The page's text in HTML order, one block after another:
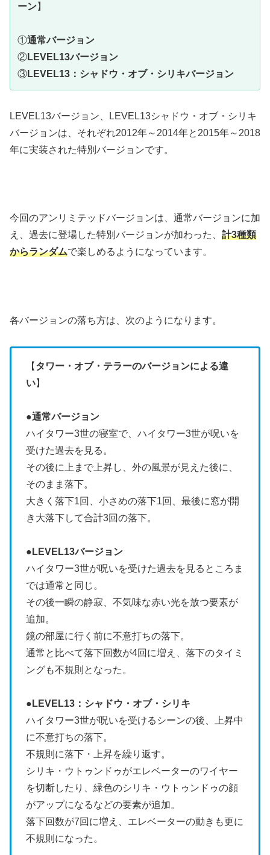
ーン】
①通常バージョン
②LEVEL13バージョン
③LEVEL13：シャドウ・オブ・シリキバージョン
LEVEL13バージョン、LEVEL13シャドウ・オブ・シリキ
バージョンは、それぞれ2012年～2014年と2015年～2018
年に実装された特別バージョンです。
今回のアンリミテッドバージョンは、通常バージョンに加
え、過去に登場した特別バージョンが加わった、 計3種類
からランダムで楽しめるようになっています。
各バージョンの落ち方は、次のようになります。
【 タワー・オブ・テラーのバージョンによる違
い】
●通常バージョン
ハイタワー3世の寝室で、ハイタワー3世が呪いを
受けた過去を見る。
その後に上まで上昇し、外の風景が見えた後に、
そのまま落下。
大きく落下1回、小さめの落下1回、最後に窓が開
き大落下して合計3回の落下。
● LEVEL13バージョン
ハイタワー3世が呪いを受けた過去を見るところま
では通常と同じ。
その後一瞬の静寂、不気味な赤い光を放つ要素が
追加。
鏡の部屋に行く前に不意打ちの落下。
通常と比べて落下回数が4回に増え、落下のタイミ
ングも不規則となった。
● LEVEL13：シャドウ・オブ・シリキ
ハイタワー3世が呪いを受けるシーンの後、上昇中
に不意打ちの落下。
不規則に落下・上昇を繰り返す。
シリキ・ウトゥンドゥがエレベーターのワイヤー
を切断したり、緑色のシリキ・ウトゥンドゥの顔
がアップになるなどの要素が追加。
落下回数が7回に増え、エレベーターの動きも更に
不規則になった。